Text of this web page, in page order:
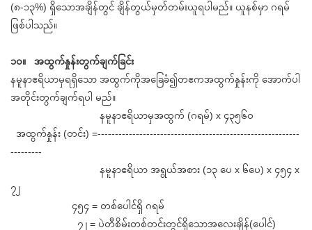
(၈-၁၃%) ရှိသောအချိန်တွင် ချိန်တွယ်မှတ်တမ်းယူရပါမည်။ ယူနစ်မှာ ဂရမ်
ဖြစ်ပါသည်။
၁၀။ အထွက်နှုန်းတွက်ချက်ခြင်း
နမူနာဧရိယာမှရရှိသော အထွက်ကိုအခြေခံ၍တဧကအထွက်နှုန်းကို အောက်ပါ
အတိုင်းတွက်ချက်ရပါ မည်။
နမူနာဧရိယာမှအထွက် (ဂရမ်) x ၄၃၅၆၀
အထွက်နှုန်း (တင်း) =----------------------------------------------------------
---------
နမူနာဧရိယာ အရွယ်အစား (၁၃ ပေ x ၆ပေ) x ၄၅၄ x
၇၂
၄၅၄ = တစ်ပေါင်ရှိ ဂရမ်
၇၂ = ပဲတီစိမ်းတစ်တင်းတွင်ရှိသောအလေးချိန်(ပေါင်)